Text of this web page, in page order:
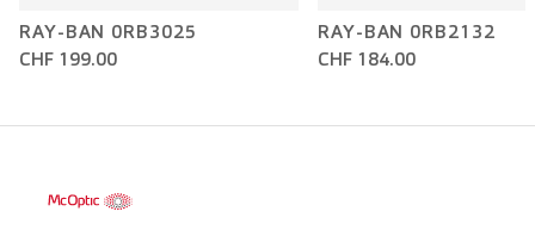
RAY-BAN 0RB3025
CHF 199.00
RAY-BAN 0RB2132
CHF 184.00